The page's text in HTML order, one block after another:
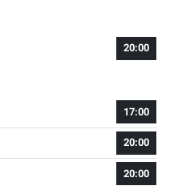
20:00
17:00
20:00
20:00